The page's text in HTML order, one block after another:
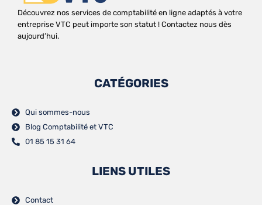
Découvrez nos services de comptabilité en ligne adaptés à votre
entreprise VTC peut importe son statut ! Contactez nous dès
aujourd’hui.
CATÉGORIES
Qui sommes-nous
Blog Comptabilité et VTC
01 85 15 31 64
LIENS UTILES
Contact